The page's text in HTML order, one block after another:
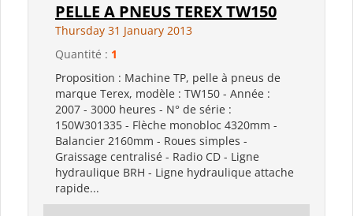
PELLE A PNEUS TEREX TW150
Thursday 31 January 2013
Quantité : 1
Proposition : Machine TP, pelle à pneus de
marque Terex, modèle : TW150 - Année :
2007 - 3000 heures - N° de série :
150W301335 - Flèche monobloc 4320mm -
Balancier 2160mm - Roues simples -
Graissage centralisé - Radio CD - Ligne
hydraulique BRH - Ligne hydraulique attache
rapide...